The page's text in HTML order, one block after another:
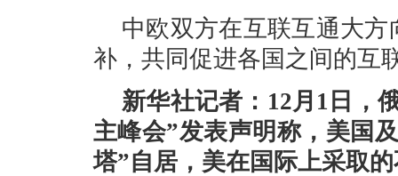
中欧双方在互联互通大
补，共同促进各国之间的互
新华社记者：12月1日，
主峰会”发表声明称，美国
塔”自居，美在国际上采取